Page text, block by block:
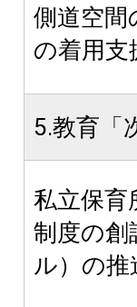
側道空間
の着用
5.教育「
私立保育
制度の創
ル）の